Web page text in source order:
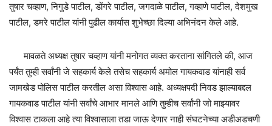
तुषार चव्हाण, निगुडे पाटील, डोंगरे पाटील, जगदाळे पाटील, गव्हाणे पाटील, देशमुख
पाटील, डमरे पाटील यांनी पुढील कार्यास शुभेच्छा दिल्या अभिनंदन केले आहे.
मावळते अध्यक्ष तुषार चव्हाण यांनी मनोगत व्यक्त करताना सांगितले की, आज
पर्यंत तुम्ही सर्वांनी जे सहकार्य केले तसेच सहकार्य अमोल गायकवाड यांनाही सर्व
जामखेड पोलिस पाटील करतील असा विश्वास आहे. अध्यक्षपदी निवड झाल्याबद्दल
गायकवाड पाटील यांनी सर्वांचे आभार मानले आणि तुम्हीच सर्वांनी जो माझ्यावर
विश्वास टाकला आहे त्या विश्वासाला तडा जाऊ देणार नाही संघटनेच्या अडीअडचणी